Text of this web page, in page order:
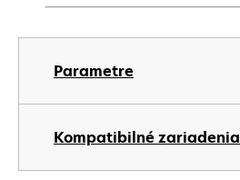
Parametre
Kompatibilné zariadenia